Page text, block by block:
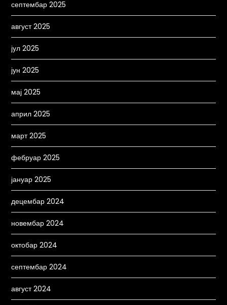
септембар 2025
август 2025
јул 2025
јун 2025
мај 2025
април 2025
март 2025
фебруар 2025
јануар 2025
децембар 2024
новембар 2024
октобар 2024
септембар 2024
август 2024